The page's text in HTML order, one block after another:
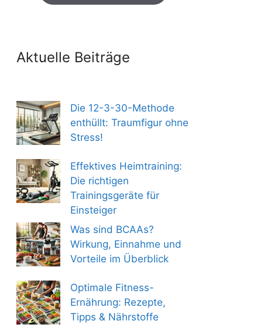
299,00 €254,00 €.
Aktuelle Beiträge
Die 12-3-30-Methode
enthüllt: Traumfigur ohne
Stress!
Effektives Heimtraining:
Die richtigen
Trainingsgeräte für
Einsteiger
Was sind BCAAs?
Wirkung, Einnahme und
Vorteile im Überblick
Optimale Fitness-
Ernährung: Rezepte,
Tipps & Nährstoffe